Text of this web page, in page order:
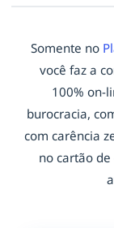
Somente no
você faz a
100% on-
burocracia,
com carência
no cartão